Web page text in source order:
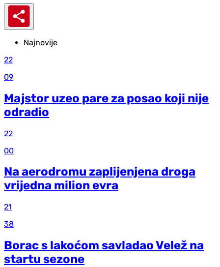
Najnovije
22
09
Majstor uzeo pare za posao koji nije
odradio
22
00
Na aerodromu zaplijenjena droga
vrijedna milion evra
21
38
Borac s lakoćom savladao Velež na
startu sezone